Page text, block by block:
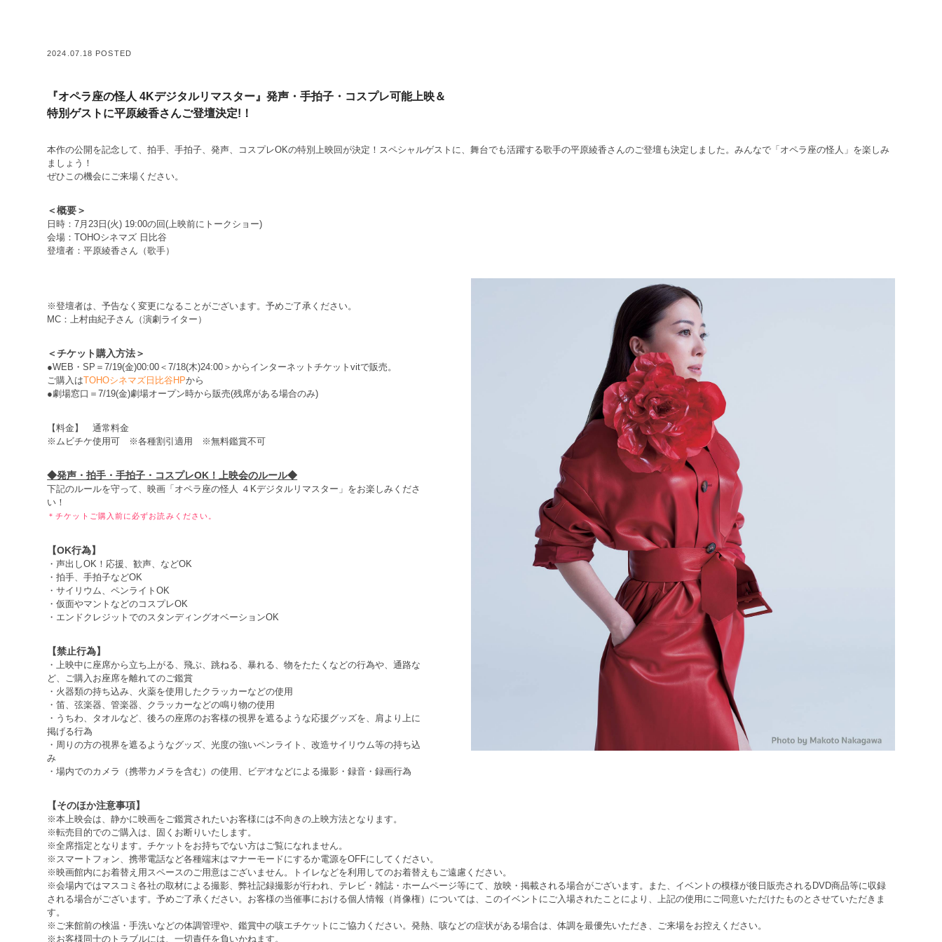
2024.07.18 POSTED
『オペラ座の怪人 4Kデジタルリマスター』発声・手拍子・コスプレ可能上映＆
特別ゲストに平原綾香さんご登壇決定!！
本作の公開を記念して、拍手、手拍子、発声、コスプレOKの特別上映回が決定！スペシャルゲストに、舞台でも活躍する歌手の平原綾香さんのご登壇も決定しました。みんなで「オペラ座の怪人」を楽しみ
ましょう！
ぜひこの機会にご来場ください。
＜概要＞
日時：7月23日(火) 19:00の回(上映前にトークショー)
会場：TOHOシネマズ 日比谷
登壇者：平原綾香さん（歌手）
※登壇者は、予告なく変更になることがございます。予めご了承ください。
MC：上村由紀子さん（演劇ライター）
＜チケット購入方法＞
●WEB・SP＝7/19(金)00:00＜7/18(木)24:00＞からインターネットチケットvitで販売。
ご購入はTOHOシネマズ日比谷HPから
●劇場窓口＝7/19(金)劇場オープン時から販売(残席がある場合のみ)
【料金】 通常料金
※ムビチケ使用可 ※各種割引適用 ※無料鑑賞不可
◆発声・拍手・手拍子・コスプレOK！上映会のルール◆
下記のルールを守って、映画「オペラ座の怪人 ４Kデジタルリマスター」をお楽しみくださ
い！
＊チケットご購入前に必ずお読みください。
【OK行為】
・声出しOK！応援、歓声、などOK
・拍手、手拍子などOK
・サイリウム、ペンライトOK
・仮面やマントなどのコスプレOK
・エンドクレジットでのスタンディングオベーションOK
【禁止行為】
・上映中に座席から立ち上がる、飛ぶ、跳ねる、暴れる、物をたたくなどの行為や、通路な
ど、ご購入お座席を離れてのご鑑賞
・火器類の持ち込み、火薬を使用したクラッカーなどの使用
・笛、弦楽器、管楽器、クラッカーなどの鳴り物の使用
・うちわ、タオルなど、後ろの座席のお客様の視界を遮るような応援グッズを、肩より上に
掲げる行為
・周りの方の視界を遮るようなグッズ、光度の強いペンライト、改造サイリウム等の持ち込
み
・場内でのカメラ（携帯カメラを含む）の使用、ビデオなどによる撮影・録音・録画行為
【そのほか注意事項】
※本上映会は、静かに映画をご鑑賞されたいお客様には不向きの上映方法となります。
※転売目的でのご購入は、固くお断りいたします。
※全席指定となります。チケットをお持ちでない方はご覧になれません。
※スマートフォン、携帯電話など各種端末はマナーモードにするか電源をOFFにしてください。
※映画館内にお着替え用スペースのご用意はございません。トイレなどを利用してのお着替えもご遠慮ください。
※会場内ではマスコミ各社の取材による撮影、弊社記録撮影が行われ、テレビ・雑誌・ホームページ等にて、放映・掲載される場合がございます。また、イベントの模様が後日販売されるDVD商品等に収録
される場合がございます。予めご了承ください。お客様の当催事における個人情報（肖像権）については、このイベントにご入場されたことにより、上記の使用にご同意いただけたものとさせていただきま
す。
※ご来館前の検温・手洗いなどの体調管理や、鑑賞中の咳エチケットにご協力ください。発熱、咳などの症状がある場合は、体調を最優先いただき、ご来場をお控えください。
※お客様同士のトラブルには、一切責任を負いかねます。